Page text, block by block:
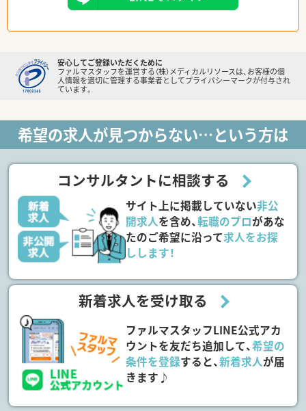
安心してご登録いただくために
ファルマスタッフを運営する（株）メディカルリソースは、お客様の個
人情報を適切に管理する事業者としてプライバシーマークが付与され
ています。
希望の求人が見つからない…という方は
コンサルタントに相談する
サイト上に掲載していない非公
開求人を含め、転職のプロがあな
たのご希望に沿って求人をお探
しします！
新着求人を受け取る
ファルマスタッフLINE公式アカ
ウントを友だち追加して、希望の
条件を登録すると、新着求人が届
きます♪